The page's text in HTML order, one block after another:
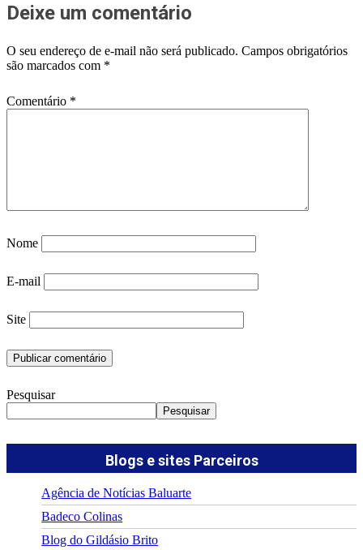
Deixe um comentário
O seu endereço de e-mail não será publicado. Campos obrigatórios
são marcados com *
Comentário *
Nome
E-mail
Site
Pesquisar
Pesquisar
Blogs e sites Parceiros
Agência de Notícias Baluarte
Badeco Colinas
Blog do Gildásio Brito